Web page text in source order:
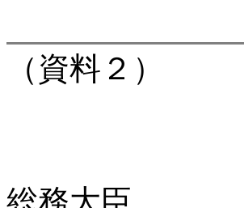
（資料２）